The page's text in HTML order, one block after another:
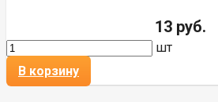
13 руб.
шт
В корзину